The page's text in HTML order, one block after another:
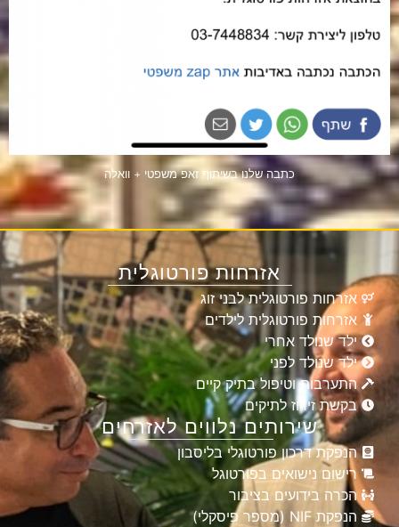
כתבה שלנו בשיתוף זאפ משפטי + וואלה
אזרחות פורטוגלית
אזרחות פורטוגלית לבני זוג
אזרחות פורטוגלית לילדים
ילד שנולד אחרי
ילד שנולד לפני
התערבות וטיפול בתיק קיים
בקשת זירוז לתיקים
שירותים נלווים לאזרחים
הנפקת דרכון פורטוגלי בליסבון
רישום נישואים בפורטוגל
הכרה בידועים בציבור
הנפקת NIF (מספר פיסקלי)